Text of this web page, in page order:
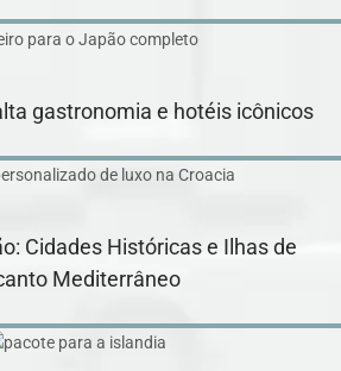
gastronomia e hotéis icônicos
Cidades Históricas e Ilhas de
Mediterrâneo